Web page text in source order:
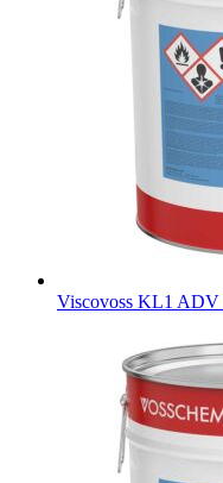
Viscovoss KL1 ADV